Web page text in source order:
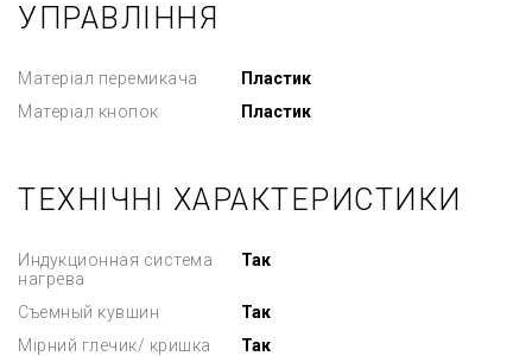
УПРАВЛІННЯ
Матеріал перемикача
Пластик
Матеріал кнопок
Пластик
ТЕХНІЧНІ ХАРАКТЕРИСТИКИ
Индукционная система
нагрева
Так
Съемный кувшин
Так
Мірний глечик/ кришка
Так